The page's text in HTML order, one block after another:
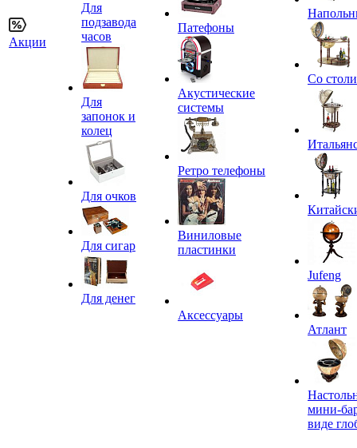
Акции
Для
подзавода
часов
Для
запонок и
колец
Для очков
Для сигар
Для денег
Патефоны
Акустические
системы
Ретро телефоны
Виниловые
пластинки
Аксессуары
Со
Jufeng
Атлант
мини-
виде